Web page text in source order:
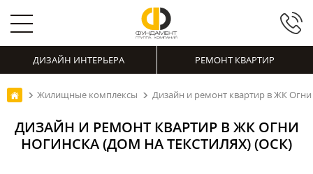
ДИЗАЙН ИНТЕРЬЕРА РЕМОНТ КВАРТИР
Жилищные комплексы Дизайн и ремонт квартир в ЖК
ДИЗАЙН И РЕМОНТ КВАРТИР В ЖК ОГНИ
НОГИНСКА (ДОМ НА ТЕКСТИЛЯХ) (ОСК)